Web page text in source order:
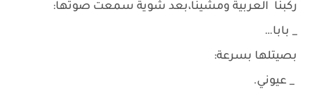
ركبنا العربية ومشينا،بعد شوية سمعت صوتها:
_ بابا…
بصيتلها بسرعة:
_ عيوني.